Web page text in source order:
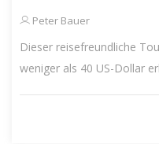
Peter Bauer
Dieser reisefreundliche
weniger als 40 US-Dollar